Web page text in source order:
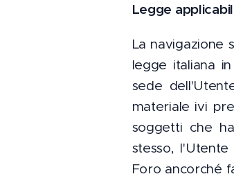
Legge
La navigazione
legge italiana
sede
materiale ivi
soggetti che
stesso,
Foro ancorché